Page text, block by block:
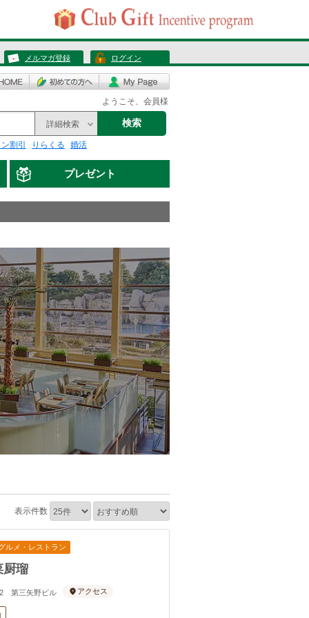
メルマガ登録 ログイン
ようこそ、会員様
詳細検索 検索
割引 りらくる 婚活
プレゼント
表示件数
ルメ・レストラン
厨瑠
2 第三矢野ビル アクセス